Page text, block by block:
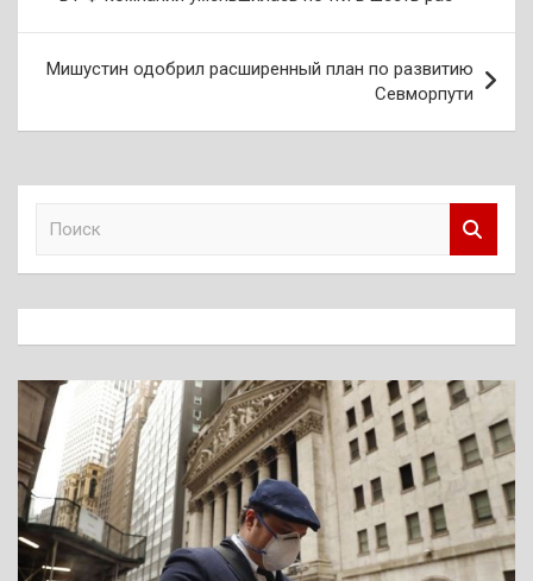
записям
Мишустин одобрил расширенный план по развитию
Севморпути
к